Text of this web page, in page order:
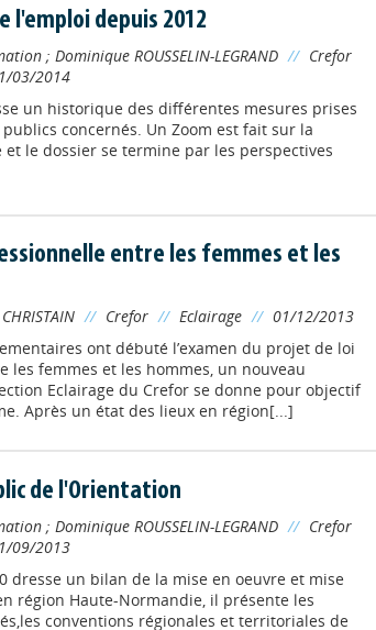
l'emploi depuis 2012
; Dominique ROUSSELIN-LEGRAND // Crefor
03/2014
un historique des différentes mesures prises
concernés. Un Zoom est fait sur la
et le dossier se termine par les perspectives
entre les femmes et les
// Crefor // Eclairage // 01/12/2013
ont débuté l’examen du projet de loi
les femmes et les hommes, un nouveau
Eclairage du Crefor se donne pour objectif
Après un état des lieux en région[...]
de l'Orientation
; Dominique ROUSSELIN-LEGRAND // Crefor
09/2013
dresse un bilan de la mise en oeuvre et mise
région Haute-Normandie, il présente les
conventions régionales et territoriales de